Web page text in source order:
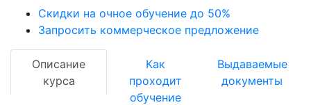
Скидки на очное обучение до 50%
Запросить коммерческое предложение
Описание
курса
Как
проходит
обучение
Выдаваемые
документы